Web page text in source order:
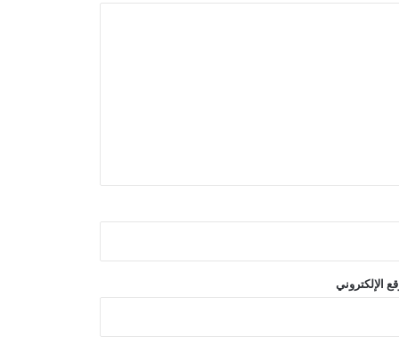
خلال الأربع والعشرين ساعة الماضية
ترامب أمر بالتحقيق في تسريبالإلكتروني